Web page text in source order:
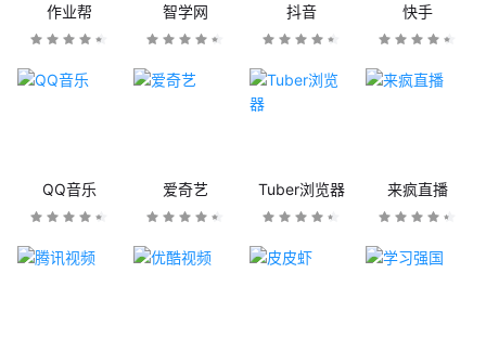
作业帮 智学网 抖音 快手
QQ音乐 爱奇艺 Tuber浏览器 来疯直播